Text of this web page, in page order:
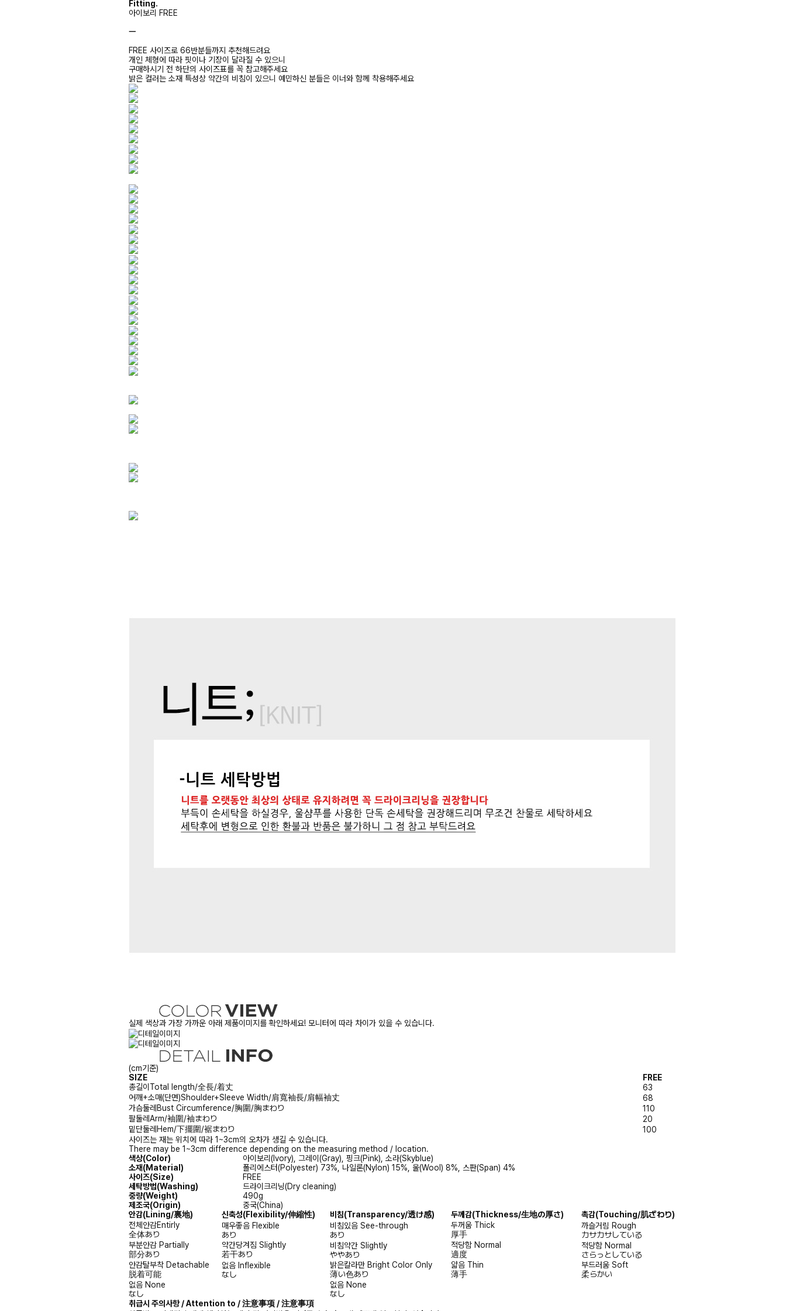
Fitting.
아이보리 FREE
ㅡ
FREE 사이즈로 66반분들까지 추천해드려요
개인 체형에 따라 핏이나 기장이 달라질 수 있으니
구매하시기 전 하단의 사이즈표를 꼭 참고해주세요
밝은 컬러는 소재 특성상 약간의 비침이 있으니 예민하신 분들은 이너와 함께 착용해주세요
실제 색상과 가장 가까운 아래 제품이미지를 확인하세요! 모니터에 따라 차이가 있을 수 있습니다.
(cm기준)
SIZE
FREE
총길이 Total length/全長/着丈
63
어깨+소매(단면)Shoulder+Sleeve Width/肩寬袖長/肩幅袖丈
68
가슴둘레 Bust Circumference/胸圍/胸まわり
110
팔둘레Arm/袖圍/袖まわり
20
밑단둘레 Hem/下擺圍/裾まわり
100
사이즈는 재는 위치에 따라 1~3cm의 오차가 생길 수 있습니다.
There may be 1~3cm difference depending on the measuring method / location.
색상(Color)
아이보리(Ivory), 그레이(Gray), 핑크(Pink), 소라(Skyblue)
소재(Material)
폴리에스터(Polyester) 73%, 나일론(Nylon) 15%, 울(Wool) 8%, 스판(Span) 4%
사이즈(Size)
FREE
세탁방법(Washing)
드라이크리닝(Dry cleaning)
중량(Weight)
490g
제조국(Origin)
중국(China)
안감(Lining/裏地) 신축성(Flexibility/伸縮性) 비침(Transparency/透け感) 두께감(Thickness/生地の厚さ) 촉감(Touching/肌ざわり)
전체안감Entirly
全体あり
매우좋음 Flexible
あり
비침있음 See-through
あり
두꺼움 Thick
厚手
까슬거림 Rough
カサカサしている
부분안감 Partially
部分あり
약간당겨짐 Slightly
若干あり
비침약간 Slightly
ややあり
적당함 Normal
適度
적당함 Normal
さらっとしている
안감탈부착 Detachable
脱着可能
없음 Inflexible
なし
밝은칼라만 Bright Color Only
薄い色あり
얇음 Thin
薄手
부드러움 Soft
柔らかい
없음 None
なし
없음 None
なし
취급시 주의사항 / Attention to / 注意事项 / 注意事項